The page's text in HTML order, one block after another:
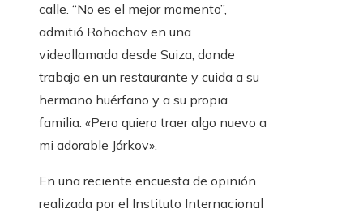
calle. “No es el mejor momento”,
admitió Rohachov en una
videollamada desde Suiza, donde
trabaja en un restaurante y cuida a su
hermano huérfano y a su propia
familia. «Pero quiero traer algo nuevo a
mi adorable Járkov».
En una reciente encuesta de opinión
realizada por el Instituto Internacional